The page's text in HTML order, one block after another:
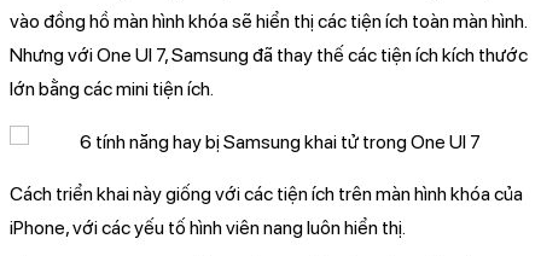
vào đồng hồ màn hình khóa sẽ hiển thị các tiện ích toàn màn hình.
Nhưng với One UI 7, Samsung đã thay thế các tiện ích kích thước
lớn bằng các mini tiện ích.
Cách triển khai này giống với các tiện ích trên màn hình khóa của
iPhone, với các yếu tố hình viên nang luôn hiển thị.